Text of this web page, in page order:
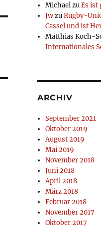
MichaelzuEs ist
JwzuRugby-
Cassel und ist
Matthias Koch-
Internationales
ARCHIV
September 2021
Oktober 2019
August 2019
Mai 2019
November 2018
Juni 2018
April 2018
März 2018
Februar 2018
November 2017
Oktober 2017